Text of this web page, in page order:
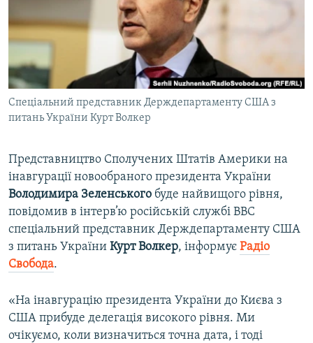
ВІДЕОУРОКИ «ELIFBE»
УКРАЇНСЬКА ПРОБЛЕМА КРИМУ
ІНФОГРАФІКА
ЯК ОБІЙТИ БЛОКУВАННЯ
Русский
Qırımtatar
ДОЛУЧАЙСЯ!
Усі сайти RFE/RL
Спеціальний представник Держдепартаменту США з
питань України Курт Волкер
Представництво Сполучених Штатів Америки на
інавгурації новообраного президента України
Володимира Зеленського буде найвищого рівня,
повідомив в інтерв’ю російській службі BBC
спеціальний представник Держдепартаменту США
з питань України Курт Волкер, інформує Радіо
Свобода.​
«На інавгурацію президента України до Києва з
США прибуде делегація високого рівня. Ми
очікуємо, коли визначиться точна дата, і тоді